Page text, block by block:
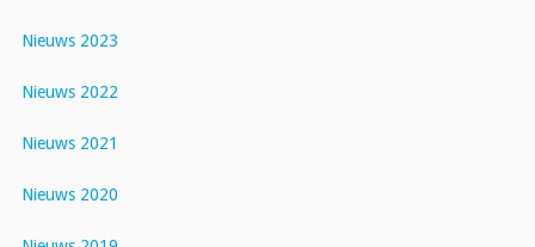
Nieuws 2023
Nieuws 2022
Nieuws 2021
Nieuws 2020